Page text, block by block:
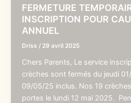
FERMETURE
INSCRIPTION POUR
ANNUEL
Driss / 29 avril 2025
Chers Parents, Le service
crèches sont fermés du jeudi
09/05/25 inclus. Nos 19
portes le lundi 12 mai 2025.